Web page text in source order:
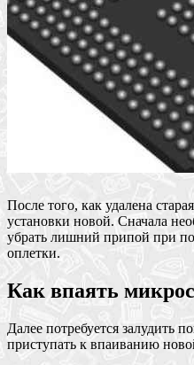
После того, как удалена
установки новой. Сначала
убрать лишний припой при
оплетки.
Как впаять
Далее потребуется залудить
приступать к впаиванию